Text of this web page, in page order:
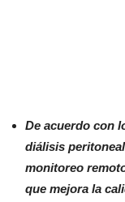
De acuerdo con
diálisis
monitoreo
que mejora la